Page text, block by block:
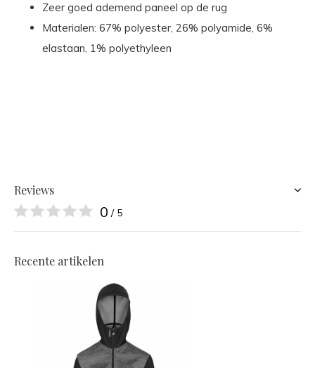
Zeer goed ademend paneel op de rug
Materialen: 67% polyester, 26% polyamide, 6%
elastaan, 1% polyethyleen
Reviews
0 / 5
Recente artikelen